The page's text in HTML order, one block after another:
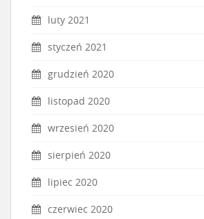
luty 2021
styczeń 2021
grudzień 2020
listopad 2020
wrzesień 2020
sierpień 2020
lipiec 2020
czerwiec 2020